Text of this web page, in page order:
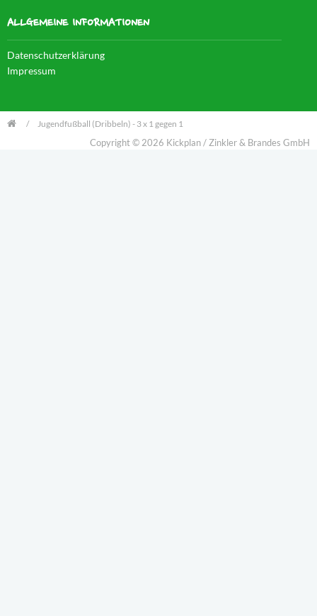
ALLGEMEINE INFORMATIONEN
Datenschutzerklärung
Impressum
Jugendfußball (Dribbeln) - 3 x 1 gegen 1
Copyright © 2026 Kickplan / Zinkler & Brandes GmbH